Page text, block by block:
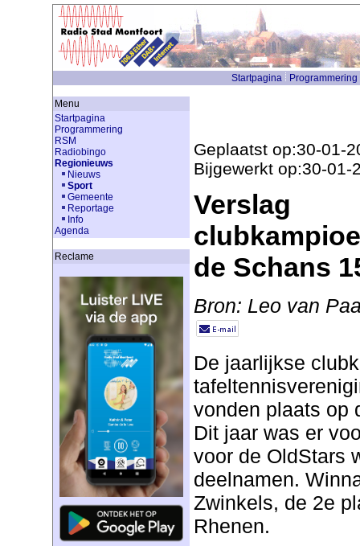
Startpagina Programmering
Menu
Startpagina
Programmering
RSM
Radiobingo
Regionieuws
Nieuws
Sport
Gemeente
Reportage
Info
Agenda
Reclame
Geplaatst op:30-01-
Bijgewerkt op:30-01-
Verslag
de Schans
Bron: Leo van
De jaarlijkse
vonden plaats op
Dit jaar was er
voor de OldStars
deelnamen.
Zwinkels, de 2e
Rhenen.